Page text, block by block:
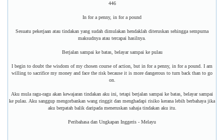
446
In for a penny, in for a pound
Sesuatu pekerjaan atau tindakan yang sudah dimulakan hendaklah diteruskan sehingga sempurna
maksudnya atau tercapai hasilnya.
Berjalan sampai ke batas, belayar sampai ke pulau
I begin to doubt the wisdom of my chosen course of action, but in for a penny, in for a pound. I am
willing to sacrifice my money and face the risk because it is more dangerous to turn back than to go
on.
Aku mula ragu-ragu akan kewajaran tindakan aku ini, tetapi berjalan sampai ke batas, belayar sampai
ke pulau. Aku sanggup mengorbankan wang ringgit dan menghadapi risiko kerana lebih berbahaya jika
aku berpatah balik daripada meneruskan sahaja tindakan aku itu.
Peribahasa dan Ungkapan Inggeris - Melayu